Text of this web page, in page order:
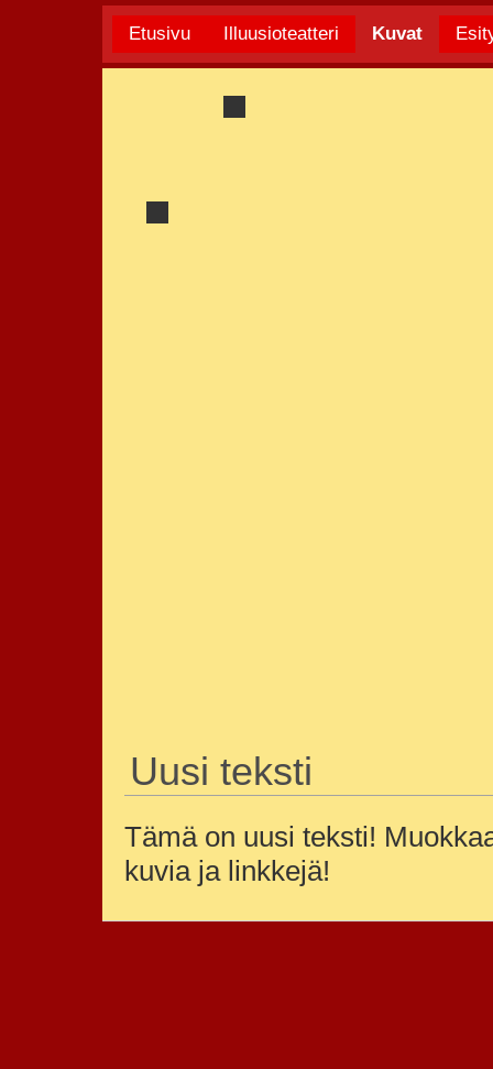
Etusivu Illuusioteatteri Kuvat
Uusi teksti
Tämä on uusi teksti!
kuvia ja linkkejä!